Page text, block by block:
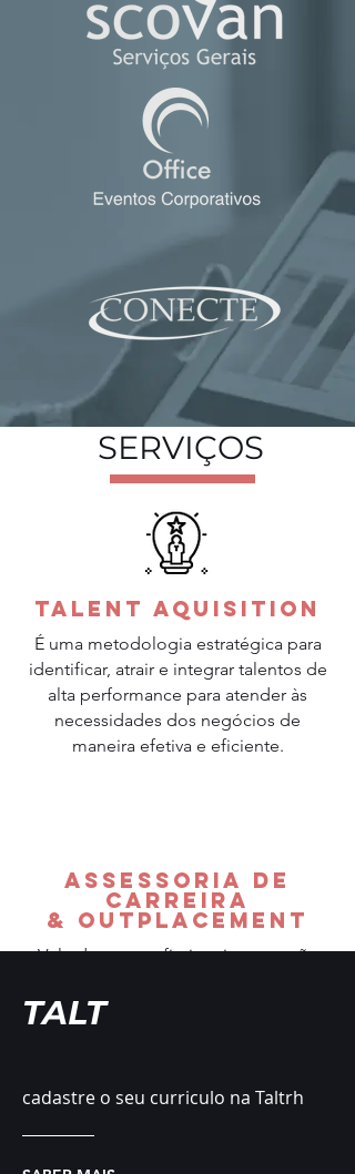
experiência assertiva e de
qualidade.
SERVIÇOS
TAlent aquisition
É uma metodologia estratégica para
identificar, atrair e integrar talentos de
alta performance para atender às
necessidades dos negócios de
maneira efetiva e eficiente.
Assessoria de
Carreira
& Outplacement
Voltado aos profissionais que estão
reunir esforços e estratégias individuais
por uma melhor recolocação
as chances do desejo de uma
recolocação para torná-lo realidade.
TALT
cadastre o seu curriculo na Taltrh